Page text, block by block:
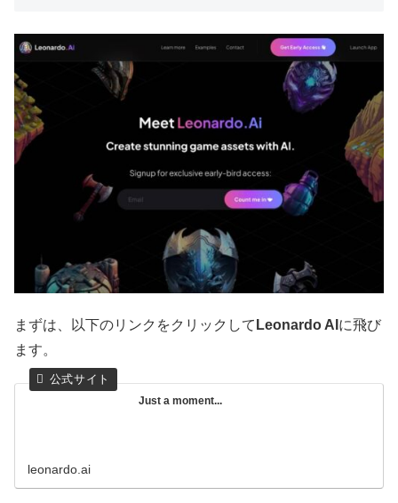
まずは、以下のリンクをクリックして Leonardo AI に飛び
ます。
Just a moment...
leonardo.ai